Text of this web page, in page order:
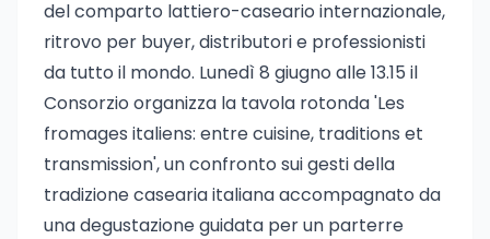
del comparto lattiero-caseario internazionale,
ritrovo per buyer, distributori e professionisti
da tutto il mondo. Lunedì 8 giugno alle 13.15 il
Consorzio organizza la tavola rotonda 'Les
fromages italiens: entre cuisine, traditions et
transmission', un confronto sui gesti della
tradizione casearia italiana accompagnato da
una degustazione guidata per un parterre